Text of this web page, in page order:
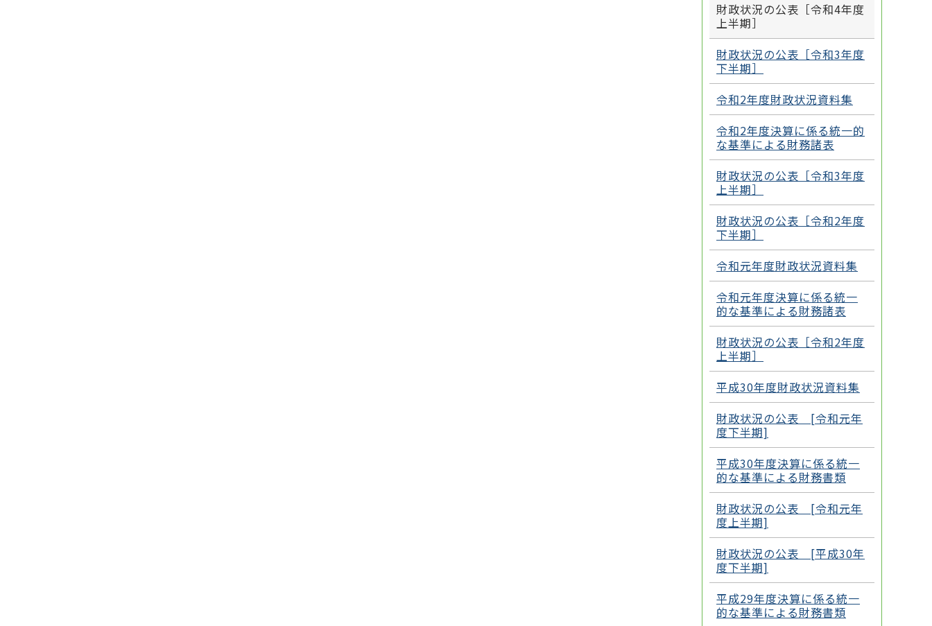
財政状況の公表［令和4年度
上半期］
財政状況の公表［令和3年度
下半期］
令和2年度財政状況資料集
令和2年度決算に係る統一的
な基準による財務諸表
財政状況の公表［令和3年度
上半期］
財政状況の公表［令和2年度
下半期］
令和元年度財政状況資料集
令和元年度決算に係る統一
的な基準による財務諸表
財政状況の公表［令和2年度
上半期］
平成30年度財政状況資料集
財政状況の公表 [令和元年
度下半期]
平成30年度決算に係る統一
的な基準による財務書類
財政状況の公表 [令和元年
度上半期]
財政状況の公表 [平成30年
度下半期]
平成29年度決算に係る統一
的な基準による財務書類